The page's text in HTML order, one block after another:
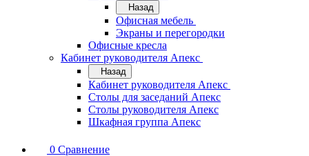
Назад
Офисная мебель
Экраны и перегородки
Офисные кресла
Кабинет руководителя Апекс
Назад
Кабинет руководителя Апекс
Столы для заседаний Апекс
Столы руководителя Апекс
Шкафная группа Апекс
0 Сравнение